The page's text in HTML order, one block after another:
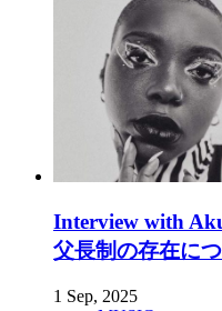
Interview with
父長制の存在に
1 Sep, 2025